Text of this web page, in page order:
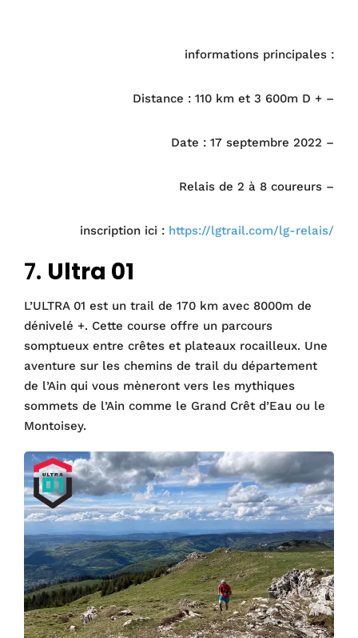
informations principales :
Distance : 110 km et 3 600m D + –
Date : 17 septembre 2022 –
Relais de 2 à 8 coureurs –
inscription ici : https://lgtrail.com/lg-relais/
7. Ultra 01
L’ULTRA 01 est un trail de 170 km avec 8000m de
dénivelé +. Cette course offre un parcours
somptueux entre crêtes et plateaux rocailleux. Une
aventure sur les chemins de trail du département
de l’Ain qui vous mèneront vers les mythiques
sommets de l’Ain comme le Grand Crêt d’Eau ou le
Montoisey.